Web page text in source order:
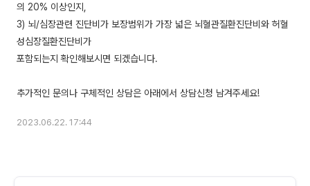
의 20% 이상인지,
3) 뇌/심장관련 진단비가 보장범위가 가장 넓은 뇌혈관질환진단비와 허혈
성심장질환진단비가
포함되는지 확인해보시면 되겠습니다.
2023.06.22. 17:44